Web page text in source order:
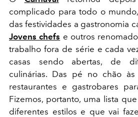
complicado para todo o
das festividades a gastronomia
Jovens chefs e outros
trabalho fora de série e cada
casas sendo abertas, de
culinárias. Das pé no chão às
restaurantes e gastrobares
Fizemos, portanto, uma lista
diferentes estilos e que vai